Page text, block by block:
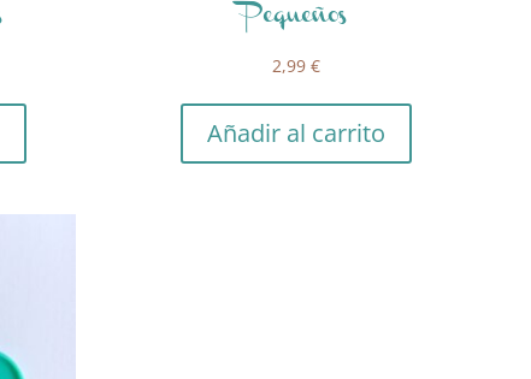
Pequeños
2,99 €
Añadir al carrito